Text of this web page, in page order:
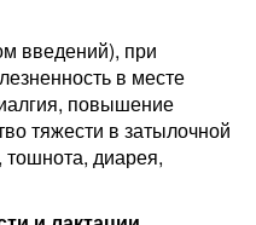
введений), при
в месте
повышение
тяжести в затылочной
тошнота, диарея,